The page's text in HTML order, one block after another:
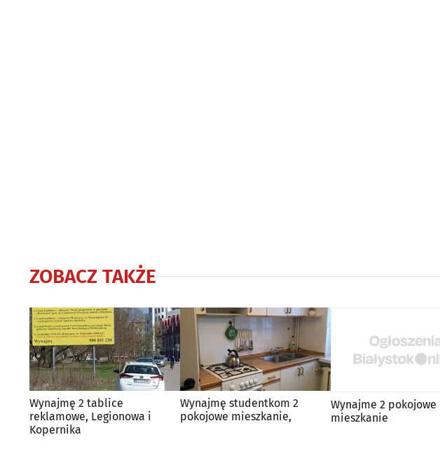
ZOBACZ TAKŻE
Wynajmę 2 tablice
reklamowe, Legionowa i
Kopernika
Wynajmę studentkom 2
pokojowe mieszkanie,
Wynajme 2 pokojowe
mieszkanie